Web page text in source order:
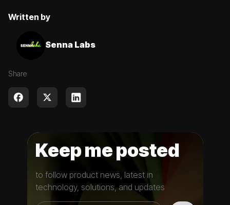
Written by
Senna Labs
Share
Keep me posted
to follow product news, latest in
technology, solutions, and updates